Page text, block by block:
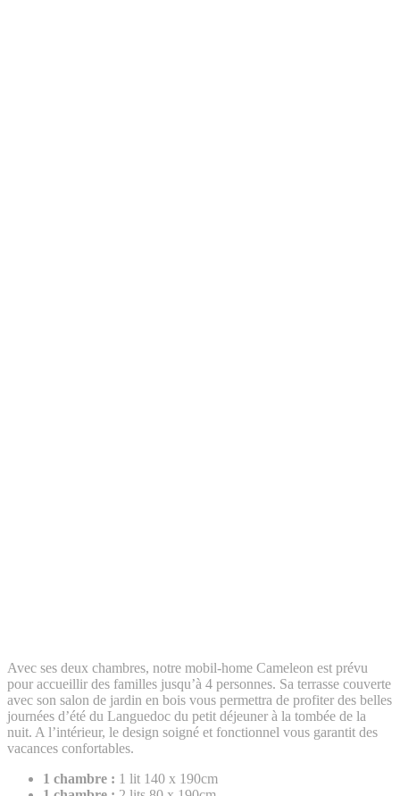
Avec ses deux chambres, notre mobil-home Cameleon est prévu
pour accueillir des familles jusqu’à 4 personnes. Sa terrasse couverte
avec son salon de jardin en bois vous permettra de profiter des belles
journées d’été du Languedoc du petit déjeuner à la tombée de la
nuit. A l’intérieur, le design soigné et fonctionnel vous garantit des
vacances confortables.
1 chambre : 1 lit 140 x 190cm